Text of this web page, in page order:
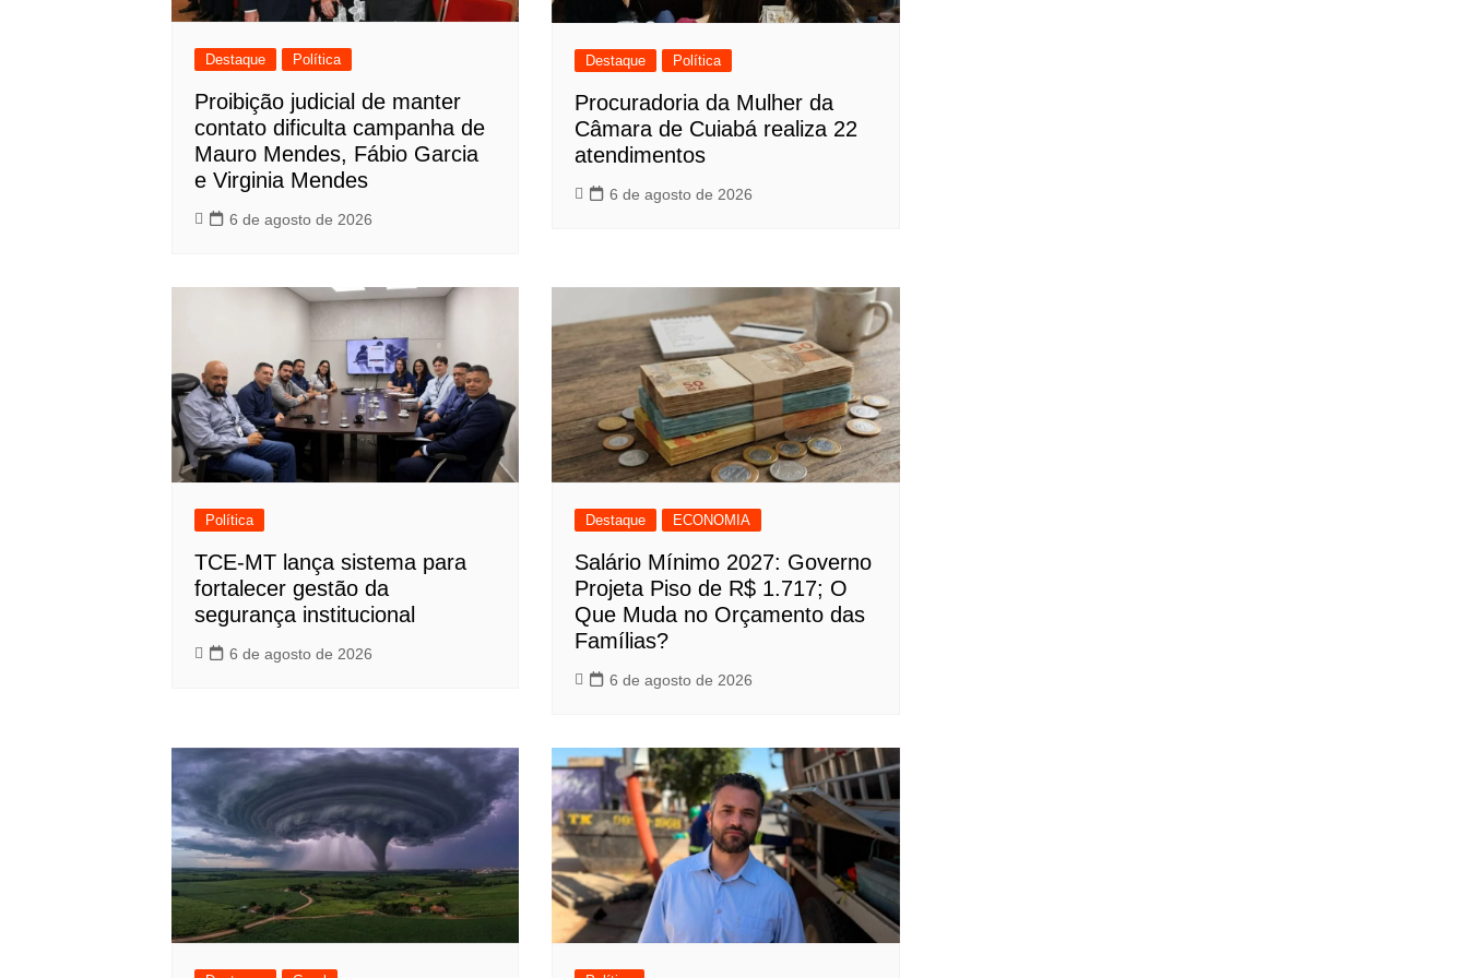
Destaque Política
Proibição judicial de manter
contato dificulta campanha de
Mauro Mendes, Fábio Garcia
e Virginia Mendes
6 de agosto de 2026
Destaque Política
Procuradoria da Mulher da
Câmara de Cuiabá realiza 22
atendimentos
6 de agosto de 2026
Política
TCE-MT lança sistema para
fortalecer gestão da
segurança institucional
6 de agosto de 2026
Destaque ECONOMIA
Salário Mínimo 2027: Governo
Projeta Piso de R$ 1.717; O
Que Muda no Orçamento das
Famílias?
6 de agosto de 2026